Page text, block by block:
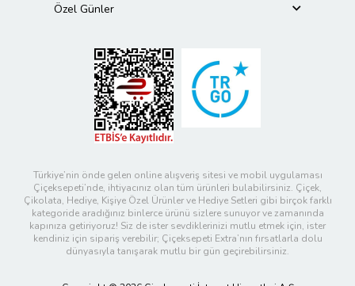
Özel Günler
Türkiye’nin önde gelen online alışveriş sitesi ve mobil uygulaması
Çiçeksepeti’nde, ihtiyacınız olan tüm ürünleri bulabilirsiniz. Çiçek,
Çikolata, Hediye, Kişiye Özel Ürünler ve Hediye Setleri gibi birçok farklı
kategoride aradığınız binlerce ürünü sizlere sunuyor ve zamanında
kapınıza getiriyoruz! Siz de ister sevdiklerinizi mutlu etmek için, ister
kendiniz için sipariş verebilir; Çiçeksepeti Extra’nın fırsatlarla dolu
dünyasıyla tanışarak mutlu bir gün geçirebilirsiniz.